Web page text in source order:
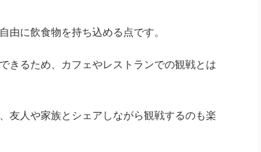
由に飲食物を持ち込める点です。
きるため、カフェやレストランでの観戦とは
友人や家族とシェアしながら観戦するのも楽